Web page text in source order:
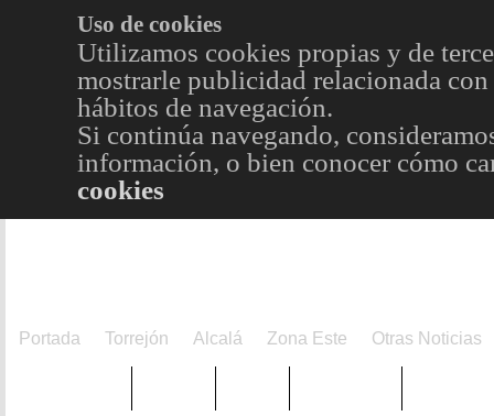
Uso de cookies
Utilizamos cookies propias y de
mostrarle publicidad relacionada
hábitos de navegación.
Si continúa navegando,
información, o bien conocer cómo
cookies
Portada Torrejón Alcalá Zona Este Otras Noticias